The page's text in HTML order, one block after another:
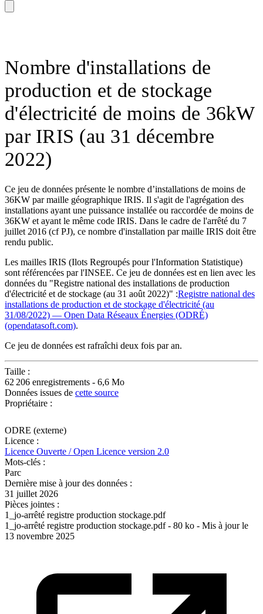
Nombre d'installations de
production et de stockage
d'électricité de moins de 36kW
par IRIS (au 31 décembre
2022)
Ce jeu de données présente le nombre d’installations de moins de
36KW par maille géographique IRIS. Il s'agit de l'agrégation des
installations ayant une puissance installée ou raccordée de moins de
36KW et ayant le même code IRIS. Dans le cadre de l'arrêté du 7
juillet 2016 (cf PJ), ce nombre d'installation par maille IRIS doit être
rendu public.
Les mailles IRIS (Ilots Regroupés pour l'Information Statistique)
sont référencées par l'INSEE. Ce jeu de données est en lien avec les
données du "Registre national des installations de production
d'électricité et de stockage (au 31 août 2022)" :Registre national des
installations de production et de stockage d'électricité (au
31/08/2022) — Open Data Réseaux Énergies (ODRÉ)
(opendatasoft.com).
Ce jeu de données est rafraîchi deux fois par an.
Taille :
62 206 enregistrements - 6,6 Mo
Données issues de cette source
Propriétaire :
ODRE (externe)
Licence :
Licence Ouverte / Open Licence version 2.0
Mots-clés :
Parc
Dernière mise à jour des données :
31 juillet 2026
Pièces jointes :
1_jo-arrêté registre production stockage.pdf
1_jo-arrêté registre production stockage.pdf - 80 ko - Mis à jour le
13 novembre 2025